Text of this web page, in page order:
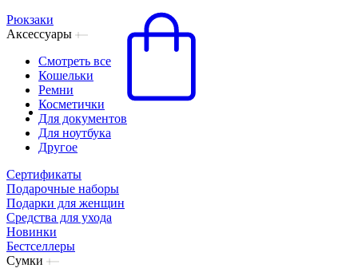
Рюкзаки
Аксессуары
Смотреть все
Кошельки
Ремни
Косметички
Для документов
Для ноутбука
Другое
Сертификаты
Подарочные наборы
Подарки для женщин
Средства для ухода
Новинки
Бестселлеры
Сумки